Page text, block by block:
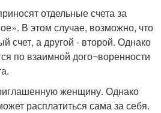
отдельные счета за
В этом случае, возможно, что
счет, а другой - второй. Однако
по взаимной дого¬воренности
женщину. Однако
расплатиться сама за себя.